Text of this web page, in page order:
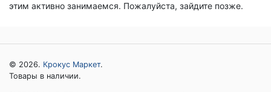
этим активно занимаемся. Пожалуйста, зайдите позже.
© 2026. Крокус Маркет.
Товары в наличии.